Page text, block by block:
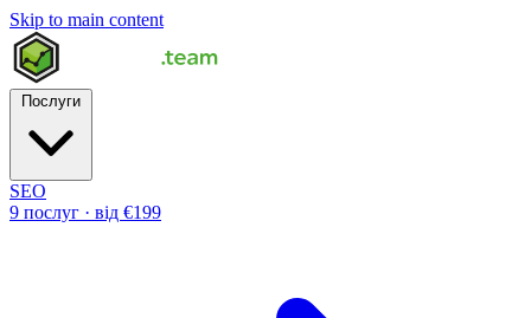
Skip to main content
SEO
9 послуг · від €199